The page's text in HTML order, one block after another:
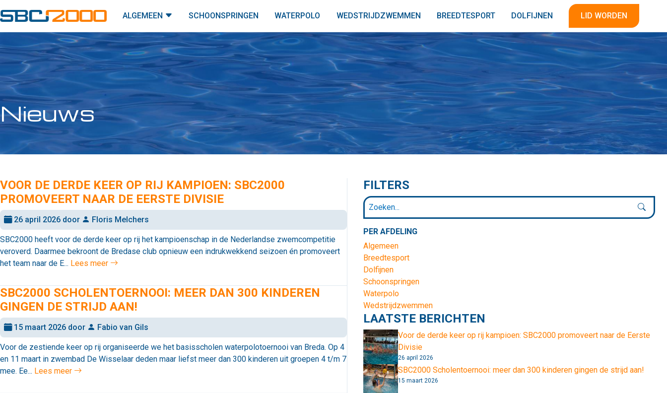
ALGEMEEN SCHOONSPRINGEN WATERPOLO WEDSTRIJDZWEMMEN BREEDTESPORT DOLFIJNEN LID WORDEN
Nieuws
VOOR DE DERDE KEER OP RIJ KAMPIOEN: SBC2000
PROMOVEERT NAAR DE EERSTE DIVISIE
26 april 2026 door Floris Melchers
SBC2000 heeft voor de derde keer op rij het kampioenschap in de Nederlandse zwemcompetitie
veroverd. Daarmee bekroont de Bredase club opnieuw een indrukwekkend seizoen én promoveert
het team naar de E... Lees meer
SBC2000 SCHOLENTOERNOOI: MEER DAN 300 KINDEREN
GINGEN DE STRIJD AAN!
15 maart 2026 door Fabio van Gils
Voor de zestiende keer op rij organiseerde we het basisscholen waterpolotoernooi van Breda. Op 4
en 11 maart in zwembad De Wisselaar deden maar liefst meer dan 300 kinderen uit groepen 4 t/m 7
mee. Ee... Lees meer
FILTERS
PER AFDELING
Algemeen
Breedtesport
Dolfijnen
Schoonspringen
Waterpolo
Wedstrijdzwemmen
LAATSTE BERICHTEN
Voor de derde keer op rij kampioen: SBC2000 promoveert naar de Eerste
Divisie
26 april 2026
SBC2000 Scholentoernooi: meer dan 300 kinderen gingen de strijd aan!
15 maart 2026